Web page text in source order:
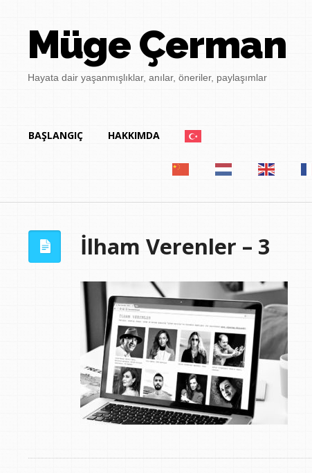
Müge Çerman
Hayata dair yaşanmışlıklar, anılar, öneriler, paylaşımlar
BAŞLANGIÇ HAKKIMDA
İlham Verenler – 3